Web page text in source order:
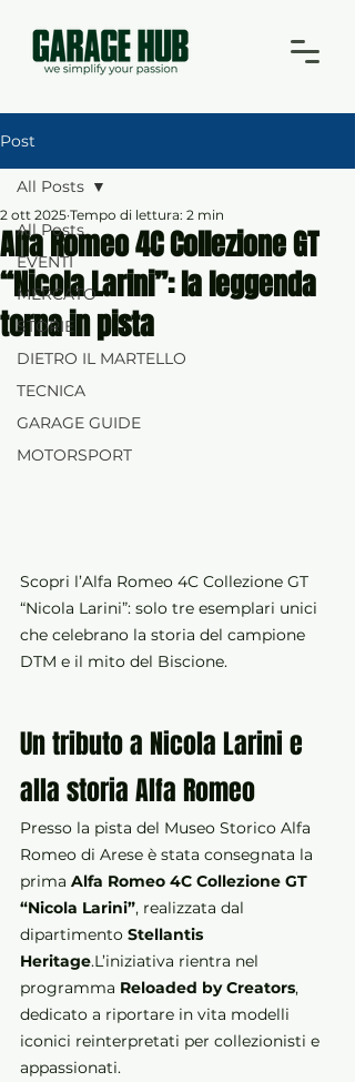
Post
All Posts
EVENTI
MERCATO
STORIE
DIETRO IL MARTELLO
TECNICA
GARAGE GUIDE
MOTORSPORT
All Posts
Alfa Romeo 4C Collezione GT
“Nicola Larini”: la leggenda
torna in pista
2 ott 2025 Tempo di lettura: 2 min
Scopri l’Alfa Romeo 4C Collezione GT
“Nicola Larini”: solo tre esemplari unici
che celebrano la storia del campione
DTM e il mito del Biscione.
Un tributo a Nicola Larini e
alla storia Alfa Romeo
Presso la pista del Museo Storico Alfa
Romeo di Arese è stata consegnata la
prima Alfa Romeo 4C Collezione GT
“Nicola Larini”, realizzata dal
dipartimento Stellantis
Heritage.L’iniziativa rientra nel
programma Reloaded by Creators,
dedicato a riportare in vita modelli
iconici reinterpretati per collezionisti e
appassionati.